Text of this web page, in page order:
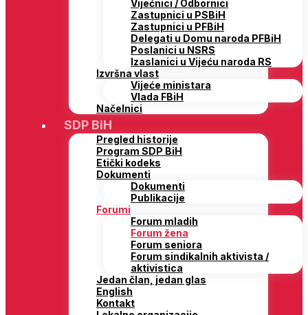
Vijećnici / Odbornici
Zastupnici u PSBiH
Zastupnici u PFBiH
Delegati u Domu naroda PFBiH
Poslanici u NSRS
Izaslanici u Vijeću naroda RS
Izvršna vlast
Vijeće ministara
Vlada FBiH
Načelnici
SDP BiH
Pregled historije
Program SDP BiH
Etički kodeks
Dokumenti
Dokumenti
Publikacije
Forumi
Forum mladih
Forum žena
Forum seniora
Forum sindikalnih aktivista /
aktivistica
Jedan član, jedan glas
English
Kontakt